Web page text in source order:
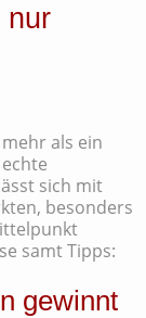
nur
als ein
sich mit
besonders
samt Tipps:
gewinnt